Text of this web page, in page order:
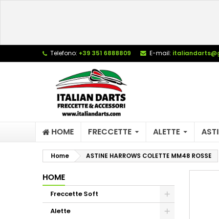
Telefono: +39 351 6888809 E-mail:
HOME FRECCETTE ALETTE
Home ASTINE HARROWS COLETTE MM48 ROSSE
HOME
Freccette Soft
Alette
add_circle_outline